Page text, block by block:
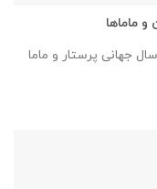
و ماماها
۲۰۲۰ را به عنوان سال جهانی پرستار و ماما